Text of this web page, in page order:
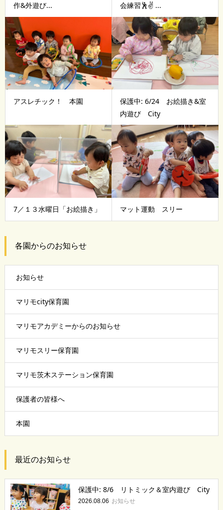
作&外遊び...
会練習🕺✌ ...
アスレチック！ 本園
保護中: 6/24 お絵描き&室
内遊び City
7／１３水曜日「お絵描き」 マット運動 スリー
各園からのお知らせ
お知らせ
マリモcity保育園
マリモアカデミーからのお知らせ
マリモスリー保育園
マリモ茨木ステーション保育園
保護者の皆様へ
本園
最近のお知らせ
保護中: 8/6 リトミック＆室内遊び City
2026.08.06 お知らせ